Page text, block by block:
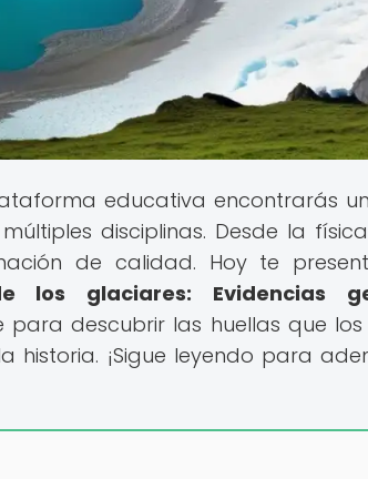
educativa encontrarás
disciplinas. Desde la
de calidad. Hoy te
los glaciares: Evidencias
para descubrir las huellas que
¡Sigue leyendo para